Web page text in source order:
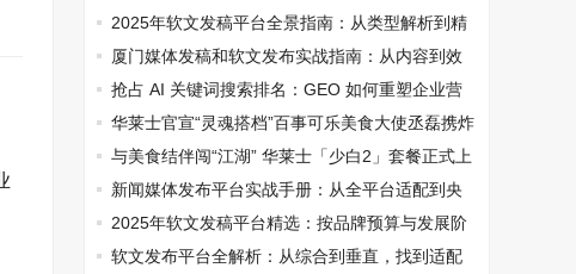
台排名
2025年软文发稿平台全景指南：从类型解析到精
准投放，解锁高效传播密码
厦门媒体发稿和软文发布实战指南：从内容到效
果的完美转化
抢占 AI 关键词搜索排名：GEO 如何重塑企业营
销新逻辑
华莱士官宣“灵魂搭档”百事可乐美食大使丞磊携炸
鸡可乐邀您观战
与美食结伴闯“江湖” 华莱士「少白2」套餐正式上
线新闻媒体发布平台实战手册：从全平台适配到央
媒传播的精准路径
2025年软文发稿平台精选：按品牌预算与发展阶
段适配指南
软文发布平台全解析：从综合到垂直，找到适配